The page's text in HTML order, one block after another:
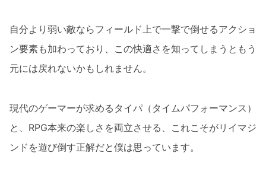
自分より弱い敵ならフィールド上で一撃で倒せるアクショ
ン要素も加わっており、この快適さを知ってしまうともう
元には戻れないかもしれません。
現代のゲーマーが求めるタイパ（タイムパフォーマンス）
と、RPG本来の楽しさを両立させる、これこそがリイマジ
ンドを遊び倒す正解だと僕は思っています。